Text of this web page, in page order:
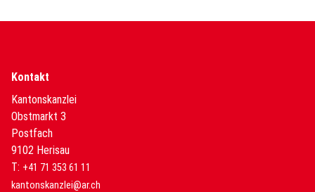
Kontakt
Kantonskanzlei
Obstmarkt 3
Postfach
9102 Herisau
T: +41 71 353 61 11
kantonskanzlei@ar.ch